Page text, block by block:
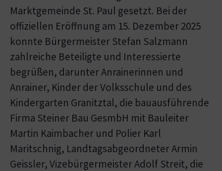
Marktgemeinde St. Paul gesetzt. Bei der
offiziellen Eröffnung am 15. Dezember 2025
konnte Bürgermeister Stefan Salzmann
zahlreiche Beteiligte und Interessierte
begrüßen, darunter Anrainerinnen und
Anrainer, Kinder der Volksschule und des
Kindergarten Granitztal, die bauausführende
Firma Steiner Bau GesmbH mit Bauleiter
Martin Kaimbacher und Polier Karl
Maritschnig, Landtagsabgeordneter Armin
Geissler, Vizebürgermeister Adolf Streit, die